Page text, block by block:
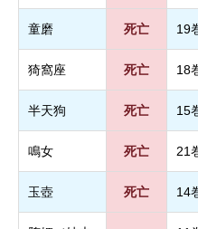
童磨 死亡 19
猗窩座 死亡 18
半天狗 死亡 15
鳴女 死亡 21
玉壺 死亡 14